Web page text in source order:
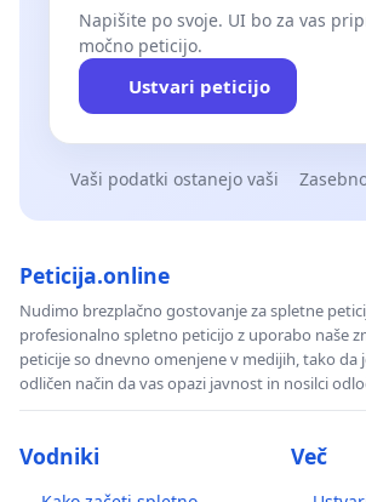
Napišite po svoje. UI bo za vas
močno peticijo.
Ustvari peticijo
Vaši podatki ostanejo vaši
Peticija.online
Nudimo brezplačno gostovanje za spletne
profesionalno spletno peticijo z uporabo naše
peticije so dnevno omenjene v medijih, tako da
odličen način da vas opazi javnost in nosilci
Vodniki Več